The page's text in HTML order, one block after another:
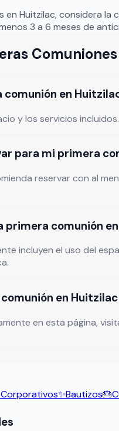
en Huitzilac, considera la
3 a 6 meses de
Comuniones
en
y los servicios
para mi primera
reservar con al
primera comunión
incluyen el uso del
en
en esta página,
✨Bautizos🎂